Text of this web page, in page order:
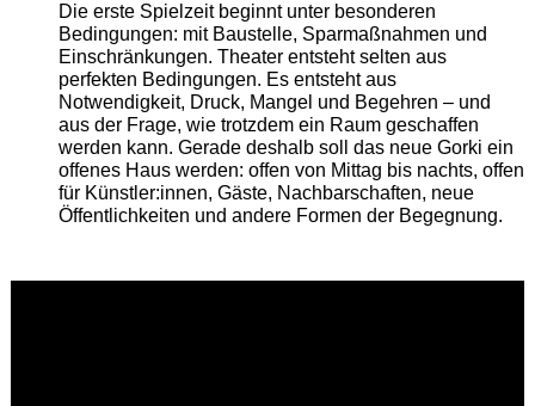
Die erste Spielzeit beginnt unter besonderen
Bedingungen: mit Baustelle, Sparmaßnahmen und
Einschränkungen. Theater entsteht selten aus
perfekten Bedingungen. Es entsteht aus
Notwendigkeit, Druck, Mangel und Begehren – und
aus der Frage, wie trotzdem ein Raum geschaffen
werden kann. Gerade deshalb soll das neue Gorki ein
offenes Haus werden: offen von Mittag bis nachts, offen
für Künstler:innen, Gäste, Nachbarschaften, neue
Öffentlichkeiten und andere Formen der Begegnung.